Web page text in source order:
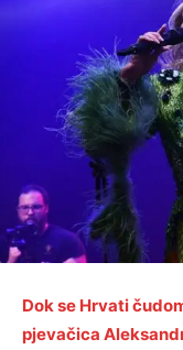
Dok se Hrvati
pjevačica